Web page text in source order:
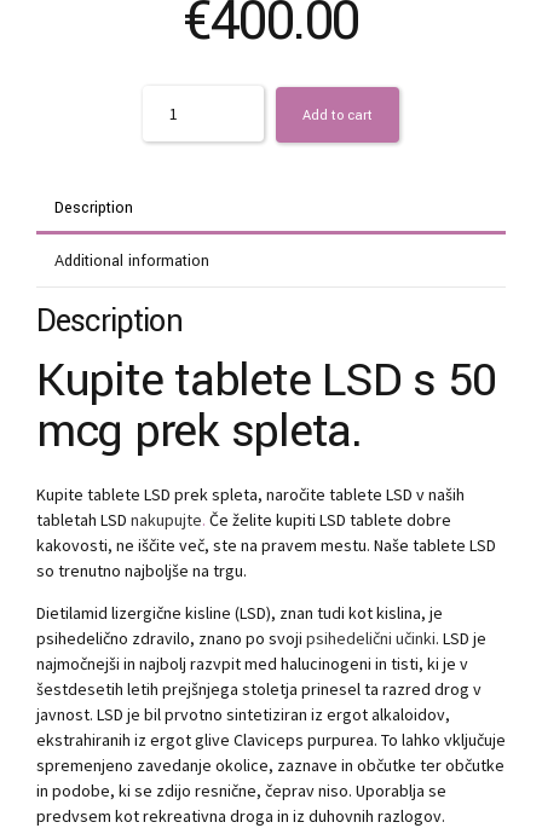
€400.00
Add to cart
Description
Additional information
Description
Kupite tablete LSD s 50
mcg prek spleta.
Kupite tablete LSD prek spleta, naročite tablete LSD v naših
tabletah LSD nakupujte. Če želite kupiti LSD tablete dobre
kakovosti, ne iščite več, ste na pravem mestu. Naše tablete LSD
so trenutno najboljše na trgu.
Dietilamid lizergične kisline (LSD), znan tudi kot kislina, je
psihedelično zdravilo, znano po svoji psihedelični učinki. LSD je
najmočnejši in najbolj razvpit med halucinogeni in tisti, ki je v
šestdesetih letih prejšnjega stoletja prinesel ta razred drog v
javnost. LSD je bil prvotno sintetiziran iz ergot alkaloidov,
ekstrahiranih iz ergot glive Claviceps purpurea. To lahko vključuje
spremenjeno zavedanje okolice, zaznave in občutke ter občutke
in podobe, ki se zdijo resnične, čeprav niso. Uporablja se
predvsem kot rekreativna droga in iz duhovnih razlogov.